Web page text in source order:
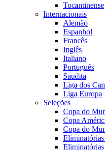
Tocantinense
Internacionais
Alemão
Espanhol
Francês
Inglês
Italiano
Português
Saudita
Liga dos
Liga Europa
Seleções
Copa do
Copa
Copa do